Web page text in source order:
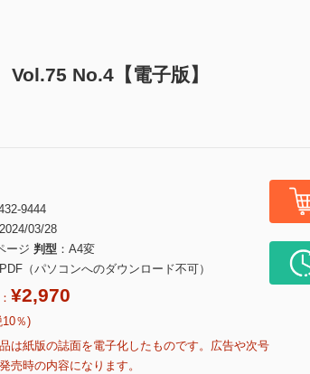
No.4【電子版】
9444
2024/03/28
ージ 判型
A4変
PDF（パソコンへのダウンロード不可）
¥2,970
％)
は紙版の誌面を電子化したものです。広告や次号
売時の内容になります。